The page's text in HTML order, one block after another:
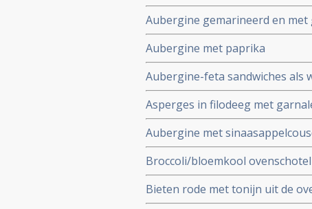
Aubergine gemarineerd en met
Aubergine met paprika
Aubergine-feta sandwiches als
Asperges in filodeeg met
Aubergine met
Broccoli/bloemkool
Bieten rode met tonijn uit de